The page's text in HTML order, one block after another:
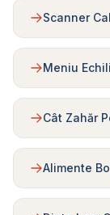
Scanner
Meniu
Cât Zahăr
Alimente